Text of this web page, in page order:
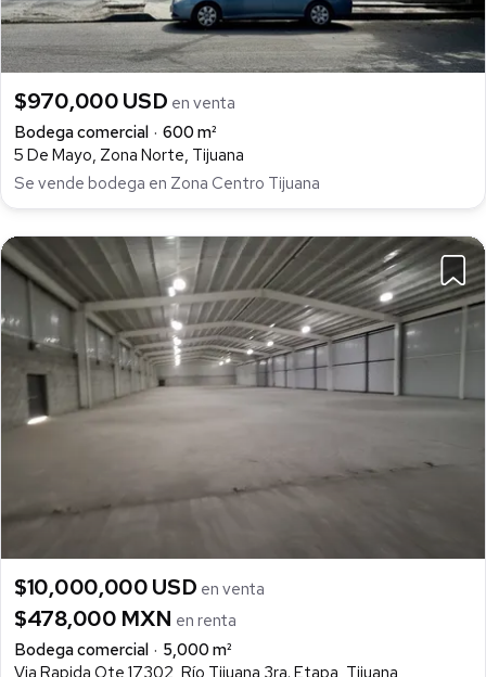
$970,000 USD en venta
Bodega comercial
600 m²
5 De Mayo, Zona Norte, Tijuana
Se vende bodega en Zona Centro Tijuana
$10,000,000 USD en venta
$478,000 MXN en renta
Bodega comercial
5,000 m²